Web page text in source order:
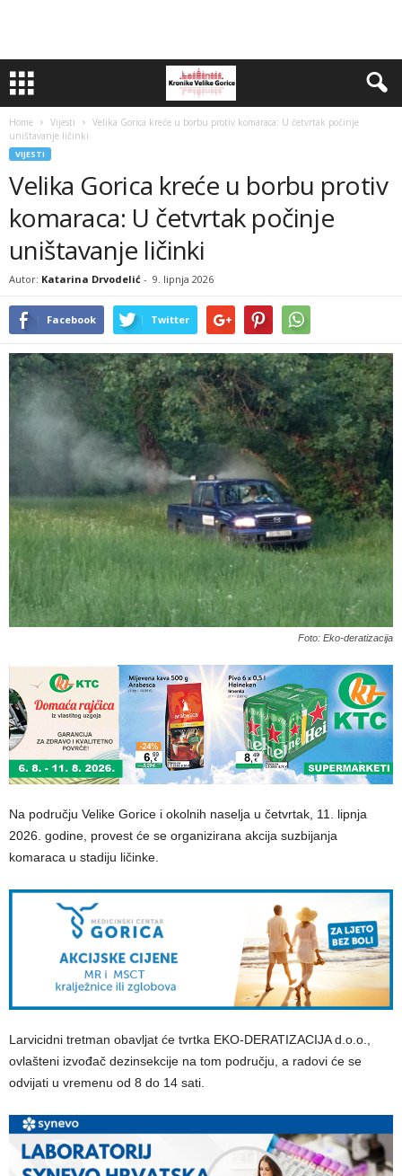
Home Vijesti
Velika Gorica kreće u borbu protiv komaraca: U četvrtak počinje
uništavanje ličinki
VIJESTI
Velika Gorica kreće u borbu protiv
komaraca: U četvrtak počinje
uništavanje ličinki
Autor: Katarina Drvodelić - 9. lipnja 2026
Facebook Twitter
Foto: Eko-deratizacija
Na području Velike Gorice i okolnih naselja u četvrtak, 11. lipnja
2026. godine, provest će se organizirana akcija suzbijanja
komaraca u stadiju ličinke.
Larvicidni tretman obavljat će tvrtka EKO-DERATIZACIJA d.o.o.,
ovlašteni izvođač dezinsekcije na tom području, a radovi će se
odvijati u vremenu od 8 do 14 sati.